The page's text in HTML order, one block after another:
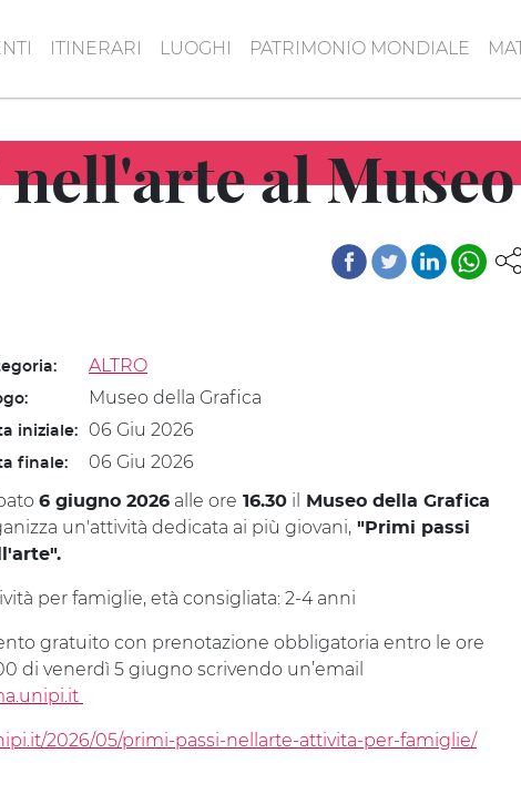
ITINERARI LUOGHI PATRIMONIO MONDIALE
al
ALTRO
Museo della Grafica
iniziale: 06 Giu 2026
finale:
06 Giu 2026
6 giugno 2026 alle ore 16.30 il Museo della Grafica
un'attività dedicata ai più giovani, "Primi passi
per famiglie, età consigliata: 2-4 anni
gratuito con prenotazione obbligatoria entro le ore
di venerdì 5 giugno scrivendo un’email
2026/05/primi-passi-nellarte-attivita-per-famiglie/